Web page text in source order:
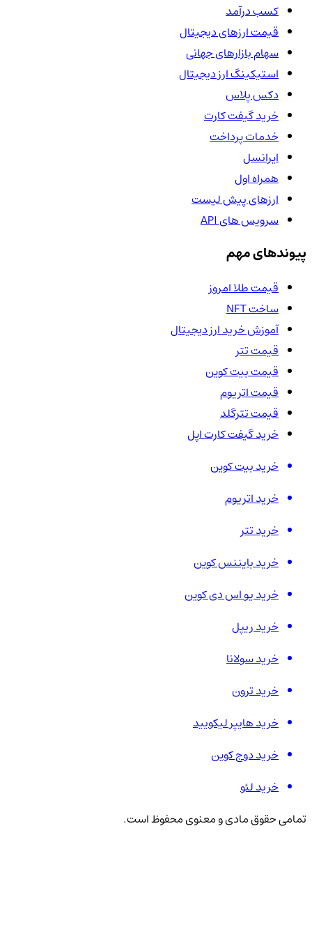
کسب درآمد
قیمت ارزهای دیجیتال
سهام بازارهای جهانی
استیکینگ ارز دیجیتال
دکس پلاس
خرید گیفت کارت
خدمات پرداخت
ایرانسل
همراه اول
ارزهای پیش لیست
سرویس های API
پیوندهای مهم
قیمت طلا امروز
ساخت NFT
آموزش خرید ارز دیجیتال
قیمت تتر
قیمت بیت کوین
قیمت اتریوم
قیمت تترگلد
خرید گیفت کارت اپل
خرید بیت کوین
خرید اتریوم
خرید تتر
خرید بایننس کوین
خرید یو اس دی کوین
خرید ریپل
خرید سولانا
خرید ترون
خرید هایپر لیکویید
خرید دوج کوین
خرید لئو
تمامی حقوق مادی و معنوی محفوظ است.